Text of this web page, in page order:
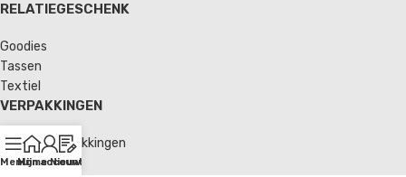
RELATIEGESCHENK
Goodies
Tassen
Textiel
VERPAKKINGEN
Verzendverpakkingen
Enveloppen
MenuHome
Mijn account
Nieuws